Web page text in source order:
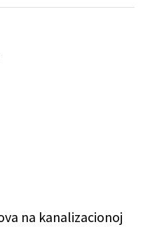
na kanalizacionoj